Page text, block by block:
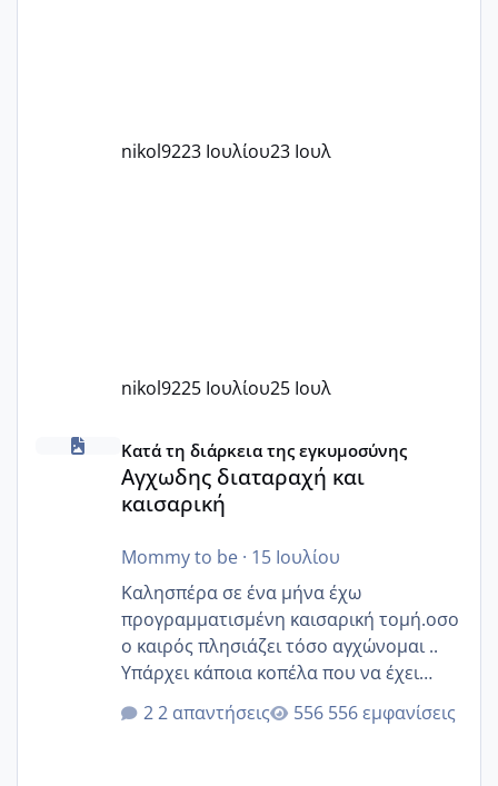
nikol9223 Ιουλίου23 Ιουλ
nikol9225 Ιουλίου25 Ιουλ
Αγχωδης διαταραχή και καισαρική
Κατά τη διάρκεια της εγκυμοσύνης
Αγχωδης διαταραχή και
καισαρική
Mommy to be· 15 Ιουλίου
Καλησπέρα σε ένα μήνα έχω
προγραμματισμένη καισαρική τομή.οσο
ο καιρός πλησιάζει τόσο αγχώνομαι ..
Υπάρχει κάποια κοπέλα που να έχει
παρόμοιο ιστορικό να μας πει την
εμπειρία της;Να σημειώσω είναι η
2 απαντήσεις 556 εμφανίσεις